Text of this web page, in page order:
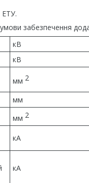
ЕТУ.
умови забезпечення
кВ
кВ
мм 2
мм
мм 2
кА
кА